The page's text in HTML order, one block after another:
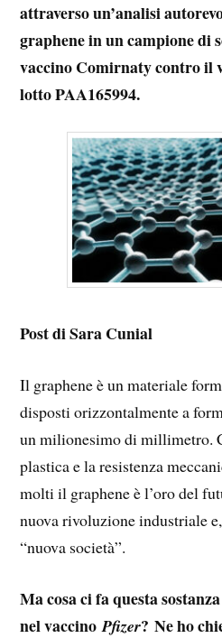
attraverso un’analisi
graphene in un campione di
vaccino Comirnaty contro il
lotto PAA165994.
Post di Sara Cunial
Il graphene è un materiale
disposti orizzontalmente a
un milionesimo di millimetro.
plastica e la resistenza
molti il graphene è l’oro del
nuova rivoluzione industriale
“nuova società”.
Ma cosa ci fa questa
nel vaccinoPfizer? Ne ho